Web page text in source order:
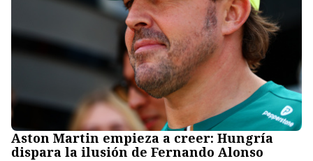
Aston Martin empieza a creer: Hungría
dispara la ilusión de Fernando Alonso